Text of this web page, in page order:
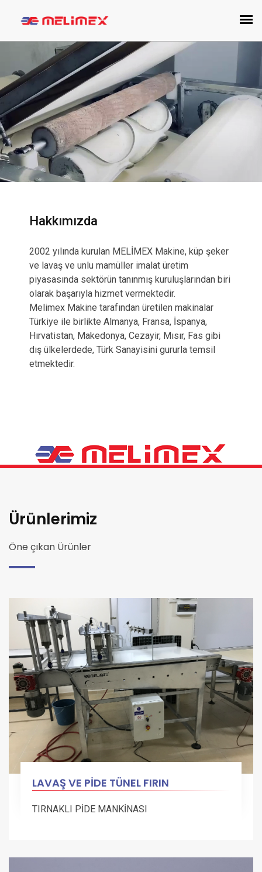
Hakkımızda
2002 yılında kurulan MELİMEX Makine, küp şeker
ve lavaş ve unlu mamüller imalat üretim
piyasasında sektörün tanınmış kuruluşlarından biri
olarak başarıyla hizmet vermektedir.
Melimex Makine tarafından üretilen makinalar
Türkiye ile birlikte Almanya, Fransa, İspanya,
Hırvatistan, Makedonya, Cezayir, Mısır, Fas gibi
dış ülkelerdede, Türk Sanayisini gururla temsil
etmektedir.
Ürünlerimiz
Öne çıkan Ürünler
LAVAŞ VE PİDE TÜNEL FIRIN
TIRNAKLI PİDE MANKİNASI